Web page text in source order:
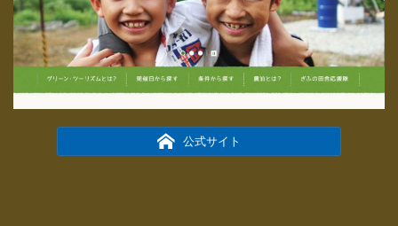
公式サイト